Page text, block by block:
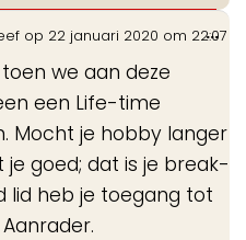
op 22 januari 2020 om 22:07
we aan deze
een Life-time
Mocht je hobby langer
goed; dat is je break-
lid heb je toegang tot
...